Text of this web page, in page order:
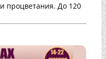
процветания. До 120